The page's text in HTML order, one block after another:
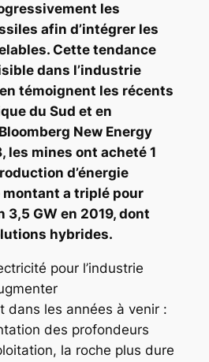
les
afin d’intégrer les
Cette tendance
dans l’industrie
témoignent les récents
du Sud et en
New Energy
les mines ont acheté 1
d’énergie
montant a triplépour
GW en 2019, dont
hybrides.
pour l’industrie
dans les années à venir :
des profondeurs
la roche plus dure